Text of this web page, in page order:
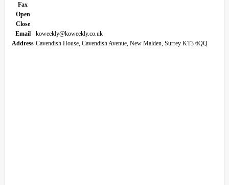
Fax
Open
Close
Email
koweekly@koweekly.co.uk
Address Cavendish House, Cavendish Avenue, New Malden, Surrey KT3 6QQ